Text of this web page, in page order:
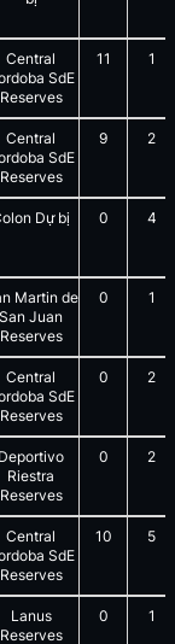
Central
SdE
Reserves
11 1
Central
SdE
Reserves
9 2
Dự bị 0 4
Martin de
San Juan
Reserves
0 1
Central
SdE
Reserves
0 2
Deportivo
Riestra
Reserves
0 2
Central
SdE
Reserves
10 5
Lanus
Reserves
0 1